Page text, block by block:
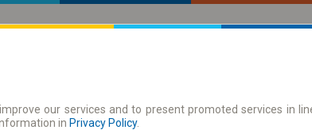
karte
our services and to present promoted services in
in Privacy Policy.